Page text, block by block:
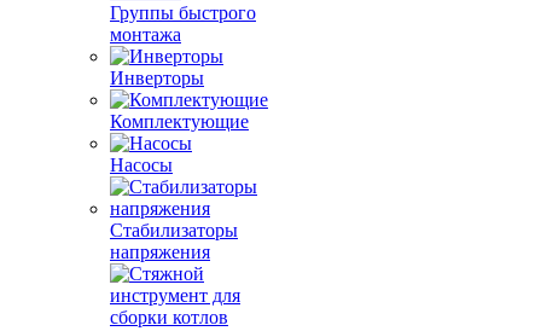
Группы быстрого
монтажа
Инверторы
Комплектующие
Насосы
Стабилизаторы
напряжения